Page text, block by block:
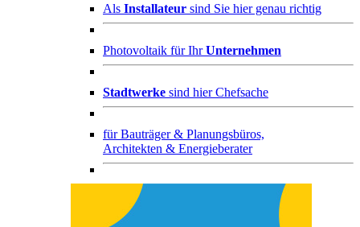
Als Installateur sind Sie hier genau richtig
Photovoltaik für IhrUnternehmen
Stadtwerke sind hier Chefsache
fürBauträger & Planungsbüros,
Architekten & Energieberater